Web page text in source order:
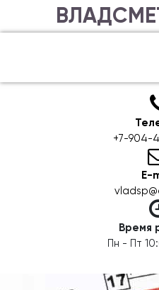
+7-904-
E-
Время
Пн - Пт